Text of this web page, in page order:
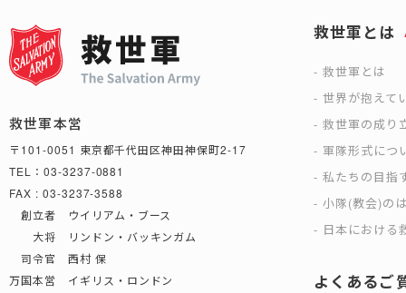
救世軍本営
〒101-0051 東京都千代田区神田神保町2-17
TEL：03-3237-0881
FAX : 03-3237-3588
創立者 ウイリアム・ブース
大将 リンドン・バッキンガム
司令官 西村 保
万国本営 イギリス・ロンドン
救世軍とは
救世軍とは
世界が抱えて
救世軍の成り
軍隊形式につ
私たちの目指
小隊(教会)の
日本における
よくあるご